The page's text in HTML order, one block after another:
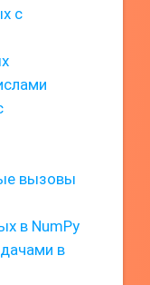
с
вызовы
в NumPy
в